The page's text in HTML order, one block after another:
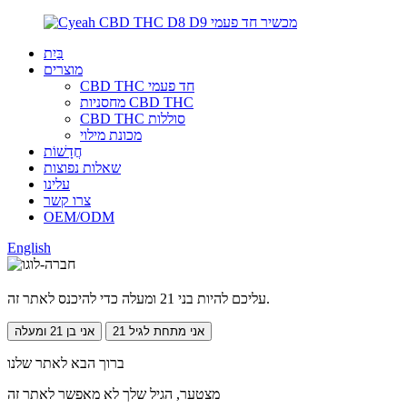
בַּיִת
מוצרים
CBD THC חד פעמי
מחסניות CBD THC
CBD THC סוללות
מכונת מילוי
חֲדָשׁוֹת
שאלות נפוצות
עלינו
צרו קשר
OEM/ODM
English
עליכם להיות בני 21 ומעלה כדי להיכנס לאתר זה.
אני בן 21 ומעלה אני מתחת לגיל 21
ברוך הבא לאתר שלנו
מצטער, הגיל שלך לא מאפשר לאתר זה